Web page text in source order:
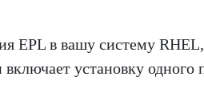
EPL в вашу систему RHEL,
установку одного